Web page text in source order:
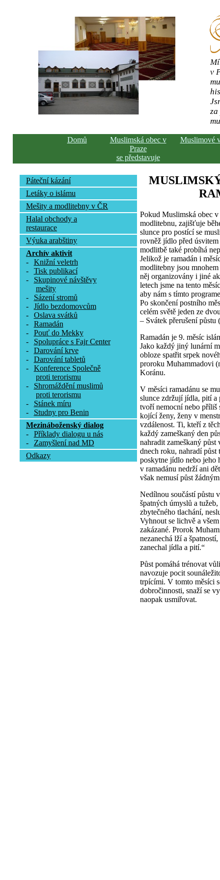
v
Domů
Muslimská obec v
Praze
se představuje
Muslimové
Páteční kázání
Letáky o islámu
Mešity a modlitebny v ČR
Halal obchody a
restaurace
Výuka arabštiny
Archív aktivit
-
Knižní veletrh
-
Tisk publikací
-
Skupinové návštěvy
mešity
-
Sázení stromů
-
Jídlo bezdomovcům
-
Oslava svátků
-
Ramadán
-
Pouť do Mekky
-
Spolupráce s Fajr Center
-
Darování krve
-
Darování tabletů
-
Konference Společně
proti terorismu
-
Shromáždění muslimů
proti terorismu
-
Stánek míru
-
Studny pro Benin
Mezináboženský dialog
-
Příklady dialogu u nás
-
Zamyšlení nad MD
Odkazy
Pokud Muslimská obec
modlitebnu, zajišťuje
slunce pro postící se
rovněž jídlo před
modlitbě také probíhá
Jelikož je ramadán i
modlitebny jsou
něj organizovány i jiné
letech jsme na tento
aby nám s tímto
Po skončení postního
celém světě jeden ze
– Svátek přerušení půstu
Ramadán je 9. měsíc
Jako každý jiný lunární
obloze spatřit srpek
proroku Muhammadovi
Koránu.
V měsíci ramadánu se
slunce zdržují jídla, pití
tvoří nemocní nebo příliš
kojící ženy, ženy v
vzdálenost. Ti, kteří z
každý zameškaný den
nahradit zameškaný
dnech roku, nahradí půst
poskytne jídlo nebo jeho
v ramadánu nedrží ani
však nemusí půst
Nedílnou součástí půstu
špatných úmyslů a
zbytečného tlachání,
Vyhnout se lichvě a
zakázané. Prorok
nezanechá lží a
zanechal jídla a pití.“
Půst pomáhá trénovat
navozuje pocit
trpícími. V tomto měsíci
dobročinnosti, snaží se
naopak usmiřovat.